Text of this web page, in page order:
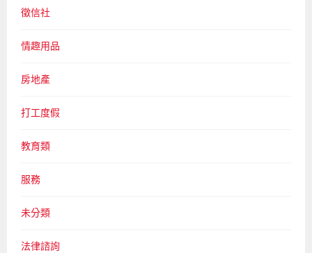
徵信社
情趣用品
房地產
打工度假
教育類
服務
未分類
法律諮詢